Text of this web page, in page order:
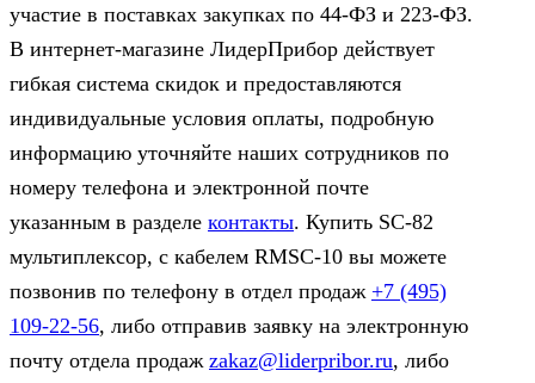
участие в поставках закупках по 44‑ФЗ и 223‑ФЗ.
В интернет-магазине ЛидерПрибор действует
гибкая система скидок и предоставляются
индивидуальные условия оплаты, подробную
информацию уточняйте наших сотрудников по
номеру телефона и электронной почте
указанным в разделе контакты. Купить SC-82
мультиплексор, c кабелем RMSC-10 вы можете
позвонив по телефону в отдел продаж +7 (495)
109-22-56, либо отправив заявку на электронную
почту отдела продаж zakaz@liderpribor.ru, либо